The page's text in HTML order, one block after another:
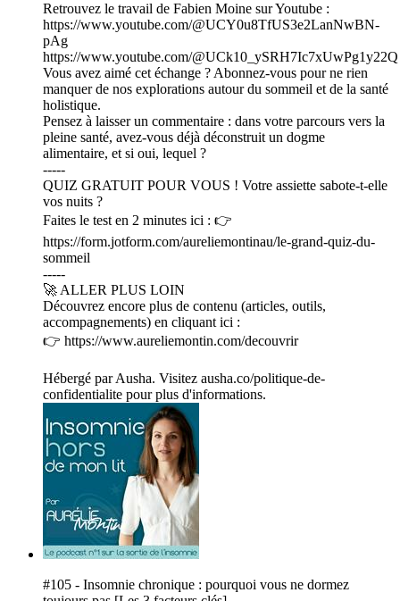
Retrouvez le travail de Fabien Moine sur Youtube :
https://www.youtube.com/@UCY0u8TfUS3e2LanNwBN-
pAg
https://www.youtube.com/@UCk10_ySRH7Ic7xUwPg1y22Q
Vous avez aimé cet échange ? Abonnez-vous pour ne rien
manquer de nos explorations autour du sommeil et de la santé
holistique.
Pensez à laisser un commentaire : dans votre parcours vers la
pleine santé, avez-vous déjà déconstruit un dogme
alimentaire, et si oui, lequel ?
-----
QUIZ GRATUIT POUR VOUS ! Votre assiette sabote-t-elle
vos nuits ?
Faites le test en 2 minutes ici : 👉
https://form.jotform.com/aureliemontinau/le-grand-quiz-du-
sommeil
-----
🚀 ALLER PLUS LOIN
Découvrez encore plus de contenu (articles, outils,
accompagnements) en cliquant ici :
👉 https://www.aureliemontin.com/decouvrir
Hébergé par Ausha. Visitez ausha.co/politique-de-
confidentialite pour plus d'informations.
#105 - Insomnie chronique : pourquoi vous ne dormez